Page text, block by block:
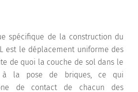
spécifique de la construction du
est le déplacement uniforme des
de quoi la couche de sol dans le
à la pose de briques, ce qui
de contact de chacun des